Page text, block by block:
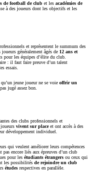
de football de club et les académies de
à des joueurs dont les objectifs et les
et représentent le summum des
généralement âgés de 12 ans et
pour les équipes d’élite du club.
: il faut faire preuve d’un talent
essais.
jeune joueur ne se voie offrir un
jugé assez bon.
des clubs professionnels et
joueurs vivent sur placeet ont accès à des
développement individuel.
qui veulent améliorer leurs compétences
encore liés aux épreuves d’un club
pour les étudiants étrangers ou ceux qui
les possibilités de rejoindre un club
études respectives en parallèle.